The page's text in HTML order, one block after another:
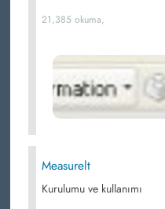
21,385 okuma,
Measurelt
Kurulumu ve kullanımı